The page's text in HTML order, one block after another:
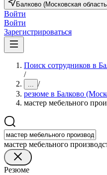
Балково (Московская
Войти
Войти
Зарегистрироваться
Поиск сотрудников в
/
... /
резюме в Балково
мастер мебельного
мастер мебельного
Резюме